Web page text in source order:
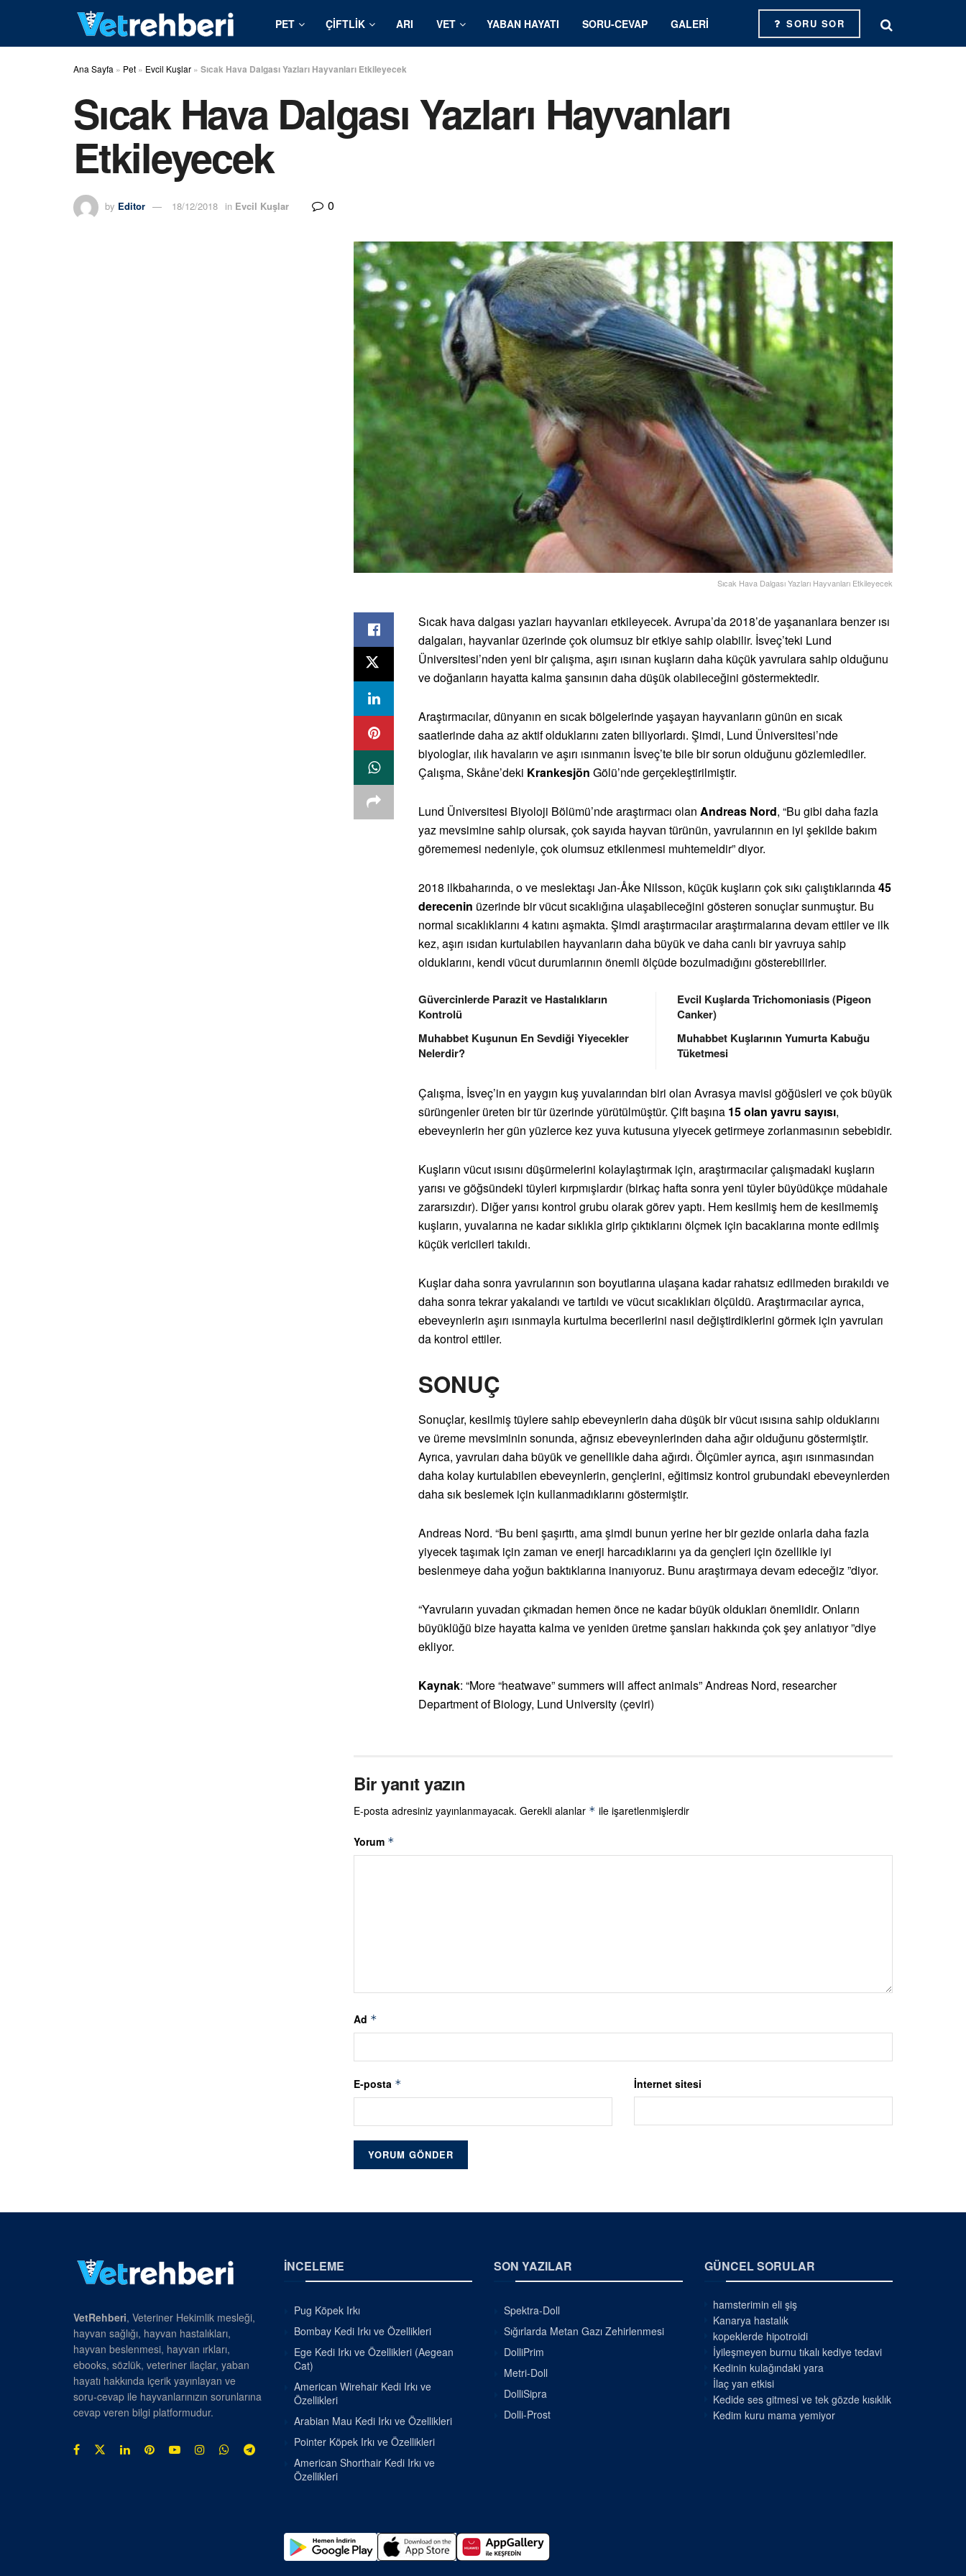
PET ÇIFTLIK ARI VET YABAN HAYATI SORU-CEVAP GALERI SORU SOR
Ana Sayfa » Pet » Evcil Kuşlar » Sıcak Hava Dalgası Yazları Hayvanları Etkileyecek
Sıcak Hava Dalgası Yazları Hayvanları
Etkileyecek
by Editor 18/12/2018 in Evcil Kuşlar 0
Sıcak Hava Dalgası Yazları Hayvanları Etkileyecek
Sıcak hava dalgası yazları hayvanları etkileyecek. Avrupa’da 2018’de yaşananlara benzer ısı
dalgaları, hayvanlar üzerinde çok olumsuz bir etkiye sahip olabilir. İsveç’teki Lund
Üniversitesi’nden yeni bir çalışma, aşırı ısınan kuşların daha küçük yavrulara sahip olduğunu
ve doğanların hayatta kalma şansının daha düşük olabileceğini göstermektedir.
Araştırmacılar, dünyanın en sıcak bölgelerinde yaşayan hayvanların günün en sıcak
saatlerinde daha az aktif olduklarını zaten biliyorlardı. Şimdi, Lund Üniversitesi’nde
biyologlar, ılık havaların ve aşırı ısınmanın İsveç’te bile bir sorun olduğunu gözlemlediler.
Çalışma, Skåne’deki Krankesjön Gölü’nde gerçekleştirilmiştir.
Lund Üniversitesi Biyoloji Bölümü’nde araştırmacı olan Andreas Nord, “Bu gibi daha fazla
yaz mevsimine sahip olursak, çok sayıda hayvan türünün, yavrularının en iyi şekilde bakım
görememesi nedeniyle, çok olumsuz etkilenmesi muhtemeldir” diyor.
2018 ilkbaharında, o ve meslektaşı Jan-Åke Nilsson, küçük kuşların çok sıkı çalıştıklarında45
derecenin üzerinde bir vücut sıcaklığına ulaşabileceğini gösteren sonuçlar sunmuştur. Bu
normal sıcaklıklarını 4 katını aşmakta. Şimdi araştırmacılar araştırmalarına devam ettiler ve ilk
kez, aşırı ısıdan kurtulabilen hayvanların daha büyük ve daha canlı bir yavruya sahip
olduklarını, kendi vücut durumlarının önemli ölçüde bozulmadığını gösterebilirler.
Güvercinlerde Parazit ve Hastalıkların
Kontrolü
Muhabbet Kuşunun En Sevdiği Yiyecekler
Nelerdir?
Evcil Kuşlarda Trichomoniasis (Pigeon
Canker)
Muhabbet Kuşlarının Yumurta Kabuğu
Tüketmesi
Çalışma, İsveç’in en yaygın kuş yuvalarından biri olan Avrasya mavisi göğüsleri ve çok büyük
sürüngenler üreten bir tür üzerinde yürütülmüştür. Çift başına 15 olan yavru sayısı,
ebeveynlerin her gün yüzlerce kez yuva kutusuna yiyecek getirmeye zorlanmasının sebebidir.
Kuşların vücut ısısını düşürmelerini kolaylaştırmak için, araştırmacılar çalışmadaki kuşların
yarısı ve göğsündeki tüyleri kırpmışlardır (birkaç hafta sonra yeni tüyler büyüdükçe müdahale
zararsızdır). Diğer yarısı kontrol grubu olarak görev yaptı. Hem kesilmiş hem de kesilmemiş
kuşların, yuvalarına ne kadar sıklıkla girip çıktıklarını ölçmek için bacaklarına monte edilmiş
küçük vericileri takıldı.
Kuşlar daha sonra yavrularının son boyutlarına ulaşana kadar rahatsız edilmeden bırakıldı ve
daha sonra tekrar yakalandı ve tartıldı ve vücut sıcaklıkları ölçüldü. Araştırmacılar ayrıca,
ebeveynlerin aşırı ısınmayla kurtulma becerilerini nasıl değiştirdiklerini görmek için yavruları
da kontrol ettiler.
SONUÇ
Sonuçlar, kesilmiş tüylere sahip ebeveynlerin daha düşük bir vücut ısısına sahip olduklarını
ve üreme mevsiminin sonunda, ağrısız ebeveynlerinden daha ağır olduğunu göstermiştir.
Ayrıca, yavruları daha büyük ve genellikle daha ağırdı. Ölçümler ayrıca, aşırı ısınmasından
daha kolay kurtulabilen ebeveynlerin, gençlerini, eğitimsiz kontrol grubundaki ebeveynlerden
daha sık beslemek için kullanmadıklarını göstermiştir.
Andreas Nord. “Bu beni şaşırttı, ama şimdi bunun yerine her bir gezide onlarla daha fazla
yiyecek taşımak için zaman ve enerji harcadıklarını ya da gençleri için özellikle iyi
beslenmeye daha yoğun baktıklarına inanıyoruz. Bunu araştırmaya devam edeceğiz ”diyor.
“Yavruların yuvadan çıkmadan hemen önce ne kadar büyük oldukları önemlidir. Onların
büyüklüğü bize hayatta kalma ve yeniden üretme şansları hakkında çok şey anlatıyor ”diye
ekliyor.
Kaynak: “More “heatwave” summers will affect animals” Andreas Nord, researcher
Department of Biology, Lund University (çeviri)
Bir yanıt yazın
E-posta adresiniz yayınlanmayacak. Gerekli alanlar * ile işaretlenmişlerdir
Yorum *
Ad *
E-posta * İnternet sitesi
VetRehberi, Veteriner Hekimlik mesleği,
hayvan sağlığı, hayvan hastalıkları,
hayvan beslenmesi, hayvan ırkları,
ebooks, sözlük, veteriner ilaçlar, yaban
hayatı hakkında içerik yayınlayan ve
soru-cevap ile hayvanlarınızın sorunlarına
cevap veren bilgi platformudur.
İNCELEME
Pug Köpek Irkı
Bombay Kedi Irkı ve Özellikleri
Ege Kedi Irkı ve Özellikleri (Aegean
Cat)
American Wirehair Kedi Irkı ve
Özellikleri
Arabian Mau Kedi Irkı ve Özellikleri
Pointer Köpek Irkı ve Özellikleri
American Shorthair Kedi Irkı ve
Özellikleri
SON YAZILAR
Spektra-Doll
Sığırlarda Metan Gazı Zehirlenmesi
DolliPrim
Metri-Doll
DolliSipra
Dolli-Prost
GÜNCEL SORULAR
hamsterimin eli şiş
Kanarya hastalık
kopeklerde hipotroidi
İyileşmeyen burnu tıkalı kediye tedavi
Kedinin kulağındaki yara
İlaç yan etkisi
Kedide ses gitmesi ve tek gözde kısıklık
Kedim kuru mama yemiyor